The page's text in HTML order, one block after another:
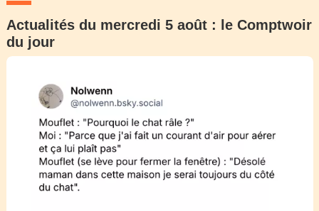
Actualités du mercredi 5 août : le Comptwoir
du jour